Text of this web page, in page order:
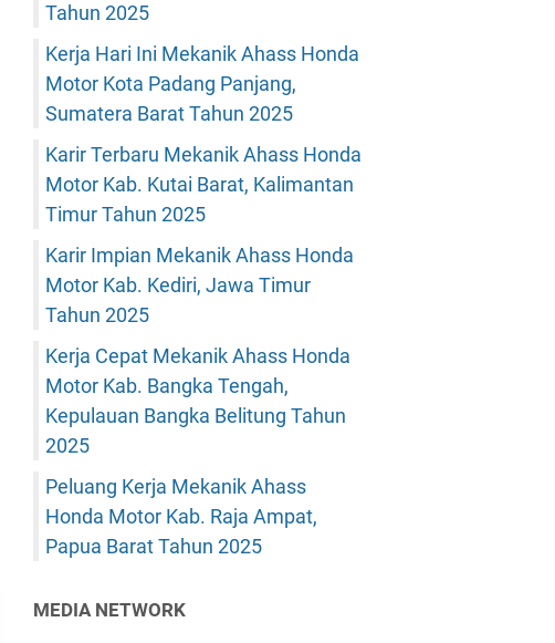
Tahun 2025
Kerja Hari Ini Mekanik Ahass Honda
Motor Kota Padang Panjang,
Sumatera Barat Tahun 2025
Karir Terbaru Mekanik Ahass Honda
Motor Kab. Kutai Barat, Kalimantan
Timur Tahun 2025
Karir Impian Mekanik Ahass Honda
Motor Kab. Kediri, Jawa Timur
Tahun 2025
Kerja Cepat Mekanik Ahass Honda
Motor Kab. Bangka Tengah,
Kepulauan Bangka Belitung Tahun
2025
Peluang Kerja Mekanik Ahass
Honda Motor Kab. Raja Ampat,
Papua Barat Tahun 2025
MEDIA NETWORK